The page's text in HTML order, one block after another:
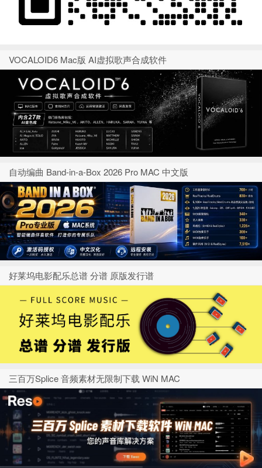
VOCALOID6 Mac版 AI虚拟歌声合成软件
自动编曲 Band-in-a-Box 2026 Pro MAC 中文版
好莱坞电影配乐总谱 分谱 原版发行谱
三百万Splice 音频素材无限制下载 WiN MAC